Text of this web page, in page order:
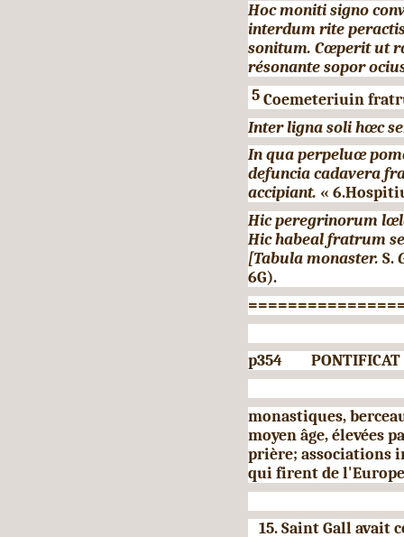
Hoc moniti signo
interdum rite
sonitum. Cœperit ut
résonante sopor
5Coemeteriuin
Inter ligna soli hœc
In qua perpeluœ
defuncia cadavera
accipiant. «
Hic peregrinorum
Hic habeal fratrum
[Tabula monaster. S.
6G).
p354 PONTIFICAT
monastiques,
moyen âge, élevées
prière; associa­tions
qui firent de
15. Saint Gall avait